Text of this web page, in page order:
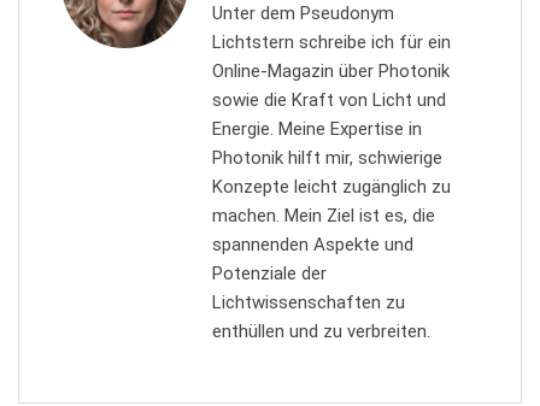
Unter dem Pseudonym
Lichtstern schreibe ich für ein
Online-Magazin über Photonik
sowie die Kraft von Licht und
Energie. Meine Expertise in
Photonik hilft mir, schwierige
Konzepte leicht zugänglich zu
machen. Mein Ziel ist es, die
spannenden Aspekte und
Potenziale der
Lichtwissenschaften zu
enthüllen und zu verbreiten.